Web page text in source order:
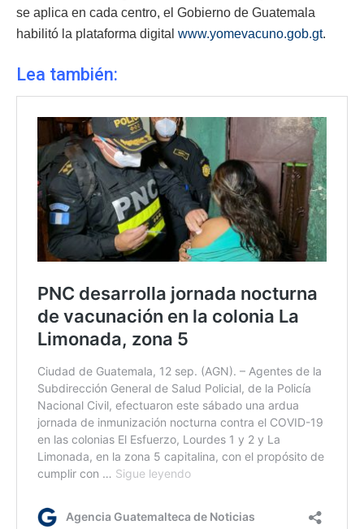
se aplica en cada centro, el Gobierno de Guatemala
habilitó la plataforma digital www.yomevacuno.gob.gt.
Lea también: